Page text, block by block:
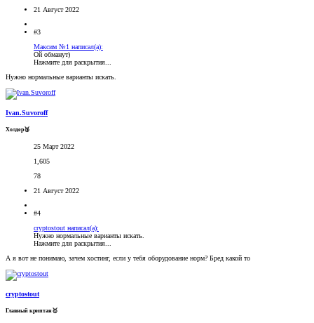
21 Август 2022
#3
Максим №1 написал(а):
Ой обманут)
Нажмите для раскрытия...
Нужно нормальные варианты искать.
Ivan.Suvoroff
Холдер🥉
25 Март 2022
1,605
78
21 Август 2022
#4
cryptostout написал(а):
Нужно нормальные варианты искать.
Нажмите для раскрытия...
А я вот не понимаю, зачем хостинг, если у тебя оборудование норм? Бред какой то
cryptostout
Главный криптан🥇